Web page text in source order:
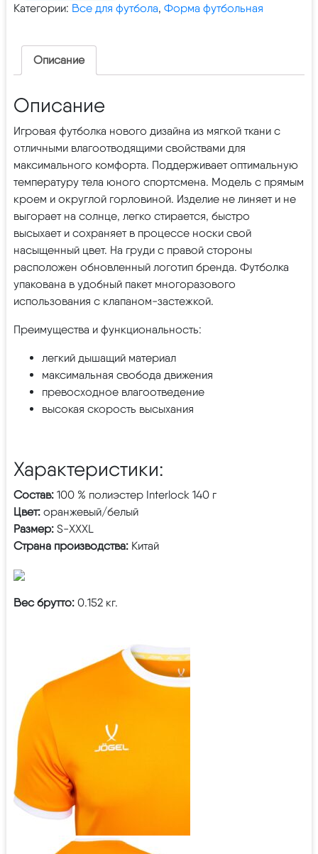
Категории: Все для футбола, Форма футбольная
Описание
Описание
Игровая футболка нового дизайна из мягкой ткани с
отличными влагоотводящими свойствами для
максимального комфорта. Поддерживает оптимальную
температуру тела юного спортсмена. Модель с прямым
кроем и округлой горловиной. Изделие не линяет и не
выгорает на солнце, легко стирается, быстро
высыхает и сохраняет в процессе носки свой
насыщенный цвет. На груди с правой стороны
расположен обновленный логотип бренда. Футболка
упакована в удобный пакет многоразового
использования с клапаном-застежкой.
Преимущества и функциональность:
легкий дышащий материал
максимальная свобода движения
превосходное влагоотведение
высокая скорость высыхания
Характеристики:
Состав: 100 % полиэстер Interlock 140 г
Цвет: оранжевый/белый
Размер: S-XXXL
Страна производства: Китай
Вес брутто: 0.152 кг.